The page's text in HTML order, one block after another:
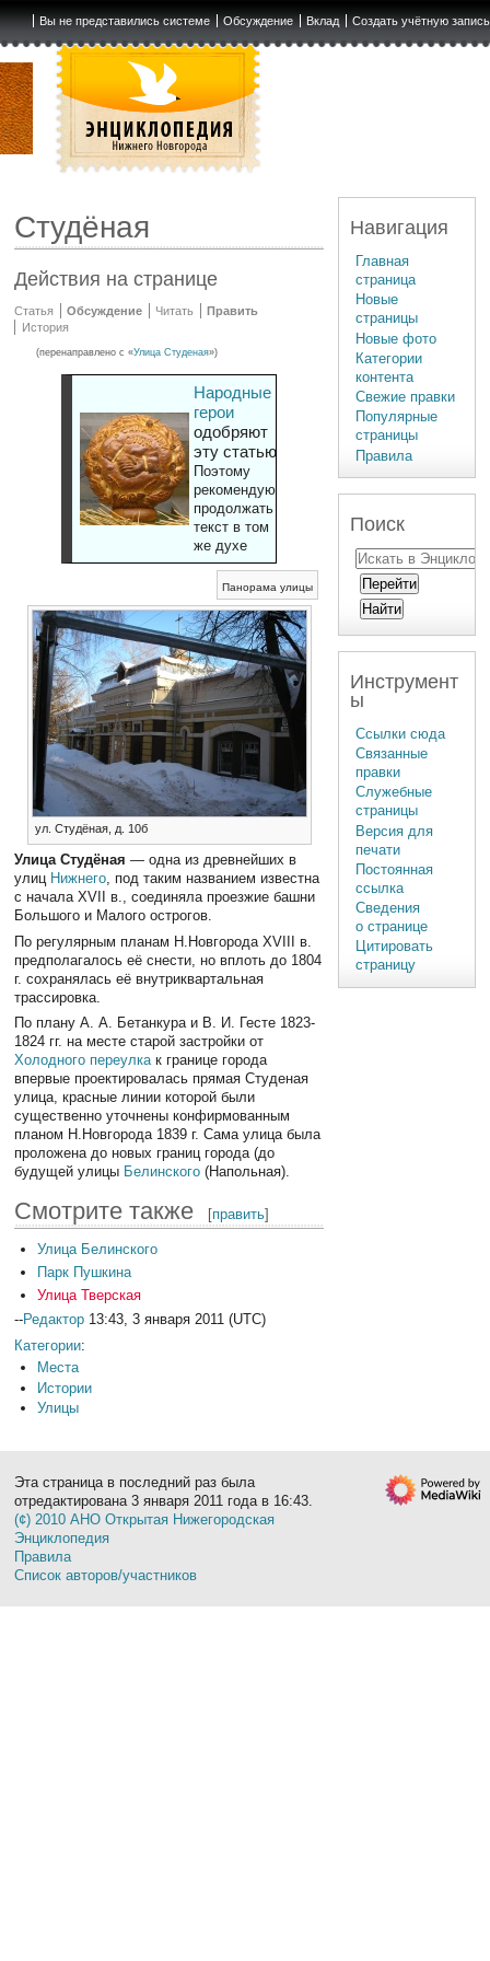
Вы не представились системе Обсуждение Вклад Создать учётную запись
Студёная
Действия на странице
Статья Обсуждение Читать
Править
История
(перенаправлено с «Улица Студеная»)
Народные
герои
одобряют
эту статью
Поэтому
рекомендуют
продолжать
текст в том
же духе
Панорама улицы
ул. Студёная, д. 10б
Улица Студёная — одна из древнейших в
улиц Нижнего, под таким названием известна
с начала XVII в., соединяла проезжие башни
Большого и Малого острогов.
По регулярным планам Н.Новгорода XVIII в.
предполагалось её снести, но вплоть до 1804
г. сохранялась её внутриквартальная
трассировка.
По плану А. А. Бетанкура и В. И. Гесте 1823-
1824 гг. на месте старой застройки от
Холодного переулкак границе города
впервые проектировалась прямая Студеная
улица, красные линии которой были
существенно уточнены конфирмованным
планом Н.Новгорода 1839 г. Сама улица была
проложена до новых границ города (до
будущей улицы Белинского (Напольная).
Смотрите также [править]
Улица Белинского
Парк Пушкина
Улица Тверская
--Редактор 13:43, 3 января 2011 (UTC)
Категории:
Места
Истории
Улицы
Навигация
Главная
страница
Новые
страницы
Новые фото
Категории
контента
Свежие правки
Популярные
страницы
Правила
Поиск
Инструмент
ы
Ссылки сюда
Связанные
правки
Служебные
страницы
Версия для
печати
Постоянная
ссылка
Сведения
о странице
Цитировать
страницу
Эта страница в последний раз была
отредактирована 3 января 2011 года в 16:43.
(¢) 2010 АНО Открытая Нижегородская
Энциклопедия
Правила
Список авторов/участников